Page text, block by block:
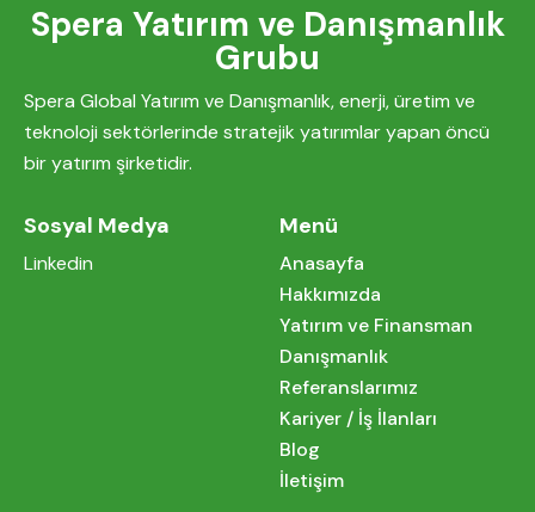
Spera Yatırım ve Danışmanlık
Grubu
Spera Global Yatırım ve Danışmanlık, enerji, üretim ve
teknoloji sektörlerinde stratejik yatırımlar yapan öncü
bir yatırım şirketidir.
Sosyal Medya
Linkedin
Menü
Anasayfa
Hakkımızda
Yatırım ve Finansman
Danışmanlık
Referanslarımız
Kariyer / İş İlanları
Blog
İletişim